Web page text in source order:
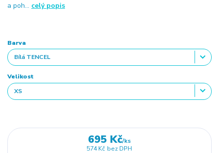
a poh... celý popis
Barva
Velikost
695 Kč/ks
574 Kč bez DPH